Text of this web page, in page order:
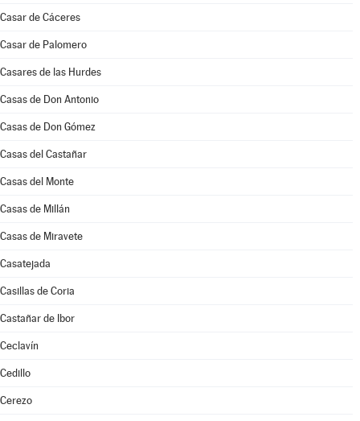
Casar de Cáceres
Casar de Palomero
Casares de las Hurdes
Casas de Don Antonio
Casas de Don Gómez
Casas del Castañar
Casas del Monte
Casas de Millán
Casas de Miravete
Casatejada
Casillas de Coria
Castañar de Ibor
Ceclavín
Cedillo
Cerezo